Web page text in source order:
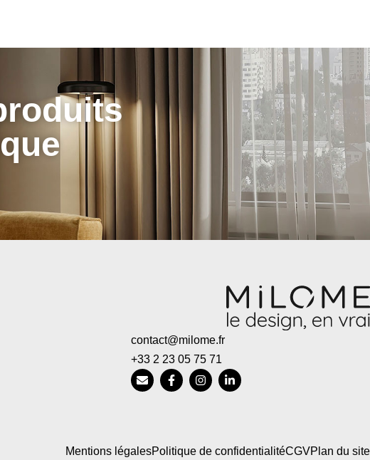
contact@milome.fr
+33 2 23 05 75 71
Mentions légalesPolitique de confidentialitéCGVPlan du site